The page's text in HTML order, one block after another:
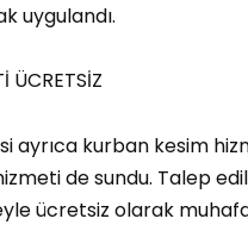
uygulandı.
ÜCRETSİZ
ayrıca kurban kesim
de sundu. Talep
ücretsiz olarak